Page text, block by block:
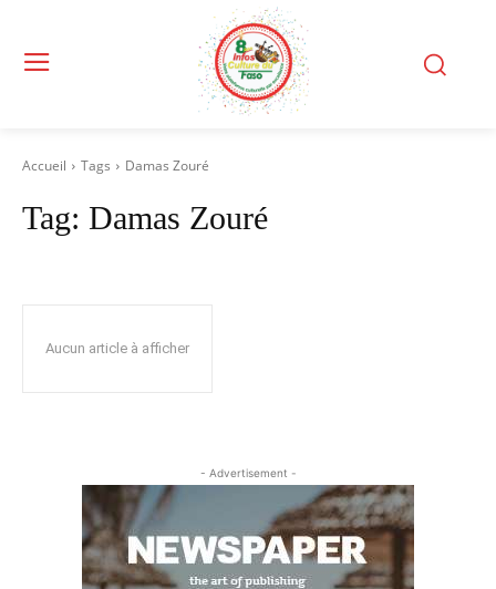
Accueil Tags Damas Zouré
Tag: Damas Zouré
Aucun article à afficher
- Advertisement -